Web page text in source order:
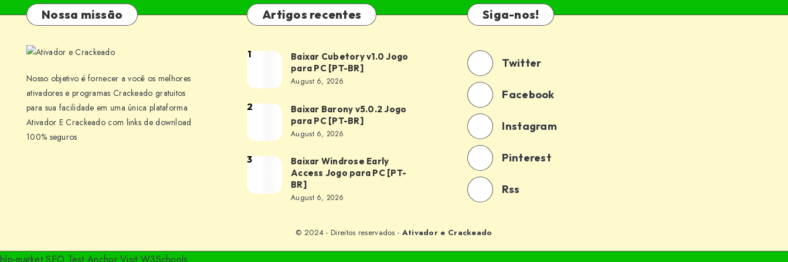
Nossa missão
Nosso objetivo é fornecer a você os melhores
ativadores e programas Crackeado gratuitos
para sua facilidade em uma única plataforma
Ativador E Crackeado com links de download
100% seguros
Artigos recentes
Baixar
v1.0
Jogo
PC
[PT-
1
Baixar Cubetory v1.0 Jogo
para PC [PT-BR]
August 6, 2026
Baixar
v5.0.2
Jogo
PC
2
Baixar Barony v5.0.2 Jogo
para PC [PT-BR]
August 6, 2026
Baixar
Early
3
Baixar Windrose Early
Access Jogo para PC [PT-
BR]
August 6, 2026
Siga-nos!
Twitter
Facebook
Instagram
Pinterest
Rss
© 2024 - Direitos reservados - Ativador e Crackeado